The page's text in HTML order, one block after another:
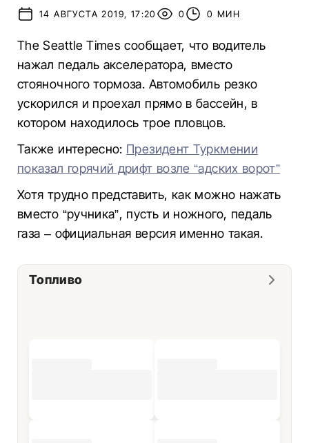
14 АВГУСТА 2019, 17:20 0 0 МИН
The Seattle Times сообщает, что водитель
нажал педаль акселератора, вместо
стояночного тормоза. Автомобиль резко
ускорился и проехал прямо в бассейн, в
котором находилось трое пловцов.
Также интересно: Президент Туркмении
показал горячий дрифт возле “адских ворот”
Хотя трудно представить, как можно нажать
вместо “ручника”, пусть и ножного, педаль
газа – официальная версия именно такая.
Топливо